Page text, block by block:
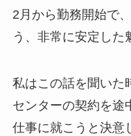
2月から勤務開始で
う、非常に安定した
私はこの話を聞いた
センターの契約を途
仕事に就こうと決意